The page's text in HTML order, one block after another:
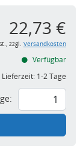
22,73 €
zzgl. Versandkosten
Verfügbar
Lieferzeit: 1-2 Tage